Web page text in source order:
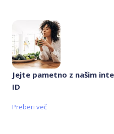
Jejte pametno z našim
ID
Preberi več